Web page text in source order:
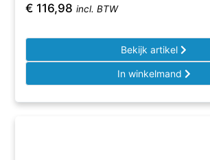
€ 116,98 incl. BTW
Bekijk artikel
In winkelmand